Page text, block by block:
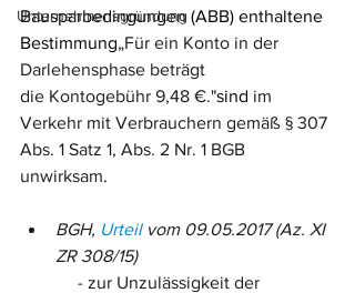
Unternehmensgründung
Bausparbedingungen (ABB) enthaltene
Bestimmung„Für ein Konto in der
Darlehensphase beträgt
die Kontogebühr 9,48 €."sind im
Verkehr mit Verbrauchern gemäß § 307
Abs. 1 Satz 1, Abs. 2 Nr. 1 BGB
unwirksam.
BGH, Urteil vom 09.05.2017 (Az. XI
ZR 308/15)
- zur Unzulässigkeit der